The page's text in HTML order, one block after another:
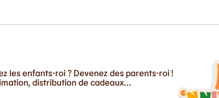
les enfants-roi ? Devenez des parents-roi !
distribution de cadeaux…